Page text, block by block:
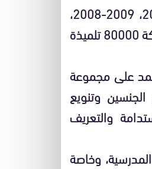
ويخوض منافساتها، 864 تلميذة وتلميذا، مواليد 2005-2004، 2007-2006، 2009-2008،
2011-2010 المتأهلين عن البطولات الجهوية والإقليمية، والتي عرفت مشاركة 80000 تلميذة
46 نوعا رياضيا، كما اعتمد على مجموعة
وتنويع
والتعريف
وخاصة